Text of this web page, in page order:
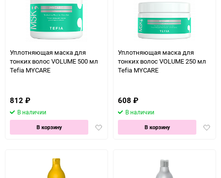
Уплотняющая маска для
тонких волос VOLUME 500 мл
Tefia MYCARE
812 ₽
В наличии
Добавить
В корзину
Уплотняющая маска для
тонких волос VOLUME 250 мл
Tefia MYCARE
608 ₽
В наличии
В корзину